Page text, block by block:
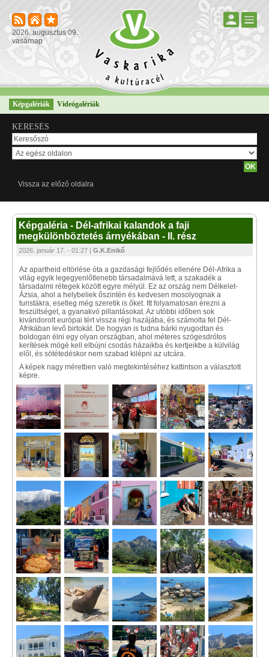
2026. augusztus 09.
vasárnap
Képgalériák Videógalériák
KERESÉS
Vissza az előző oldalra
Képgaléria - Dél-afrikai kalandok a faji
megkülönböztetés árnyékában - II. rész
2026. január 17. - 01:27 | G.K.Enikő
Az apartheid eltörlése óta a gazdasági fejlődés ellenére Dél-Afrika a
világ egyik legegyenlőtlenebb társadalmává lett, a szakadék a
társadalmi rétegek között egyre mélyül. Ez az ország nem Délkelet-
Ázsia, ahol a helybeliek őszintén és kedvesen mosolyognak a
turistákra, esetleg még szeretik is őket. Itt folyamatosan érezni a
feszültséget, a gyanakvó pillantásokat. Az utóbbi időben sok
kivándorolt európai tért vissza régi hazájába, és számolta fel Dél-
Afrikában levő birtokát. De hogyan is tudna bárki nyugodtan és
boldogan élni egy olyan országban, ahol méteres szögesdrótos
kerítések mögé kell elbújni csodás házaikba és kertjeikbe a külvilág
elől, és sötétedéskor nem szabad kilépni az utcára.
A képek nagy méretben való megtekintéséhez kattintson a választott
képre.